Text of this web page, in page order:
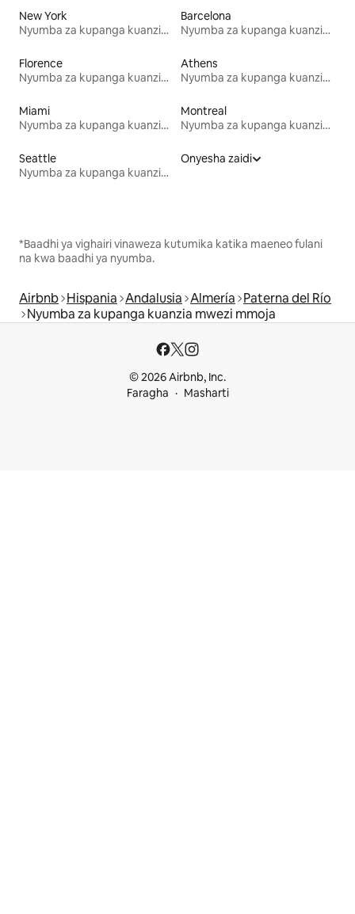
New York
Nyumba za kupanga kuanzia mwezi mmoja
Barcelona
Nyumba za kupanga kuanzia mwezi mmoja
Florence
Nyumba za kupanga kuanzia mwezi mmoja
Athens
Nyumba za kupanga kuanzia mwezi mmoja
Miami
Nyumba za kupanga kuanzia mwezi mmoja
Montreal
Nyumba za kupanga kuanzia mwezi mmoja
Seattle
Nyumba za kupanga kuanzia mwezi mmoja
Onyesha zaidi
*Baadhi ya vighairi vinaweza kutumika katika maeneo fulani
na kwa baadhi ya nyumba.
Airbnb Hispania Andalusia Almería Paterna del Río
Nyumba za kupanga kuanzia mwezi mmoja
© 2026 Airbnb, Inc.
Faragha
Masharti